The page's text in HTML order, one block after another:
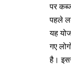
पर
पहले
यह
गए
है।